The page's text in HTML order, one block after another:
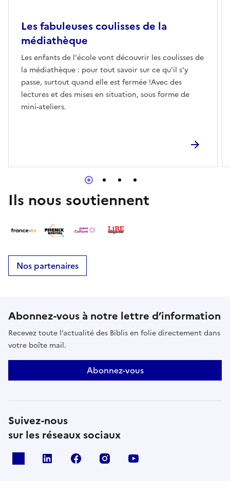
Les fabuleuses coulisses de la
médiathèque
Les enfants de l'école vont découvrir les coulisses de
la médiathèque : pour tout savoir sur ce qu'il s'y
passe, surtout quand elle est fermée !Avec des
lectures et des mises en situation, sous forme de
mini-ateliers.
Ils nous soutiennent
Nos partenaires
Abonnez-vous à notre lettre d’information
Recevez toute l’actualité des Biblis en folie directement dans
votre boîte mail.
Abonnez-vous
Suivez-nous
sur les réseaux sociaux
Linkedin Facebook Instagram